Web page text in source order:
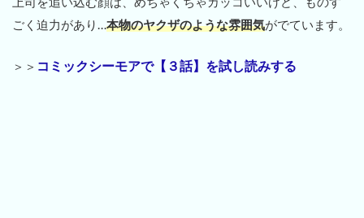
ごく迫力があり…本物のヤクザのような雰囲気がでています。
＞＞ コミックシーモアで【３話】を試し読みする